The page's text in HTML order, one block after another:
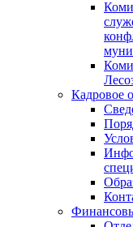
Кадровое